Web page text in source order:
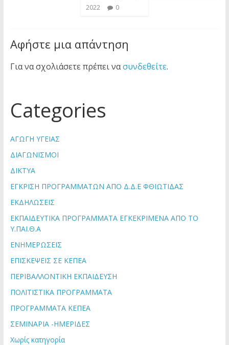
2022
0
Αφήστε μια απάντηση
Για να σχολιάσετε πρέπει νασυνδεθείτε.
Categories
ΑΓΩΓΗ ΥΓΕΙΑΣ
ΔΙΑΓΩΝΙΣΜΟΙ
ΔΙΚΤΥΑ
ΕΓΚΡΙΣΗ ΠΡΟΓΡΑΜΜΑΤΩΝ ΑΠΟ Δ.Δ.Ε ΦΘΙΩΤΙΔΑΣ
ΕΚΔΗΛΩΣΕΙΣ
ΕΚΠΑΙΔΕΥΤΙΚΑ ΠΡΟΓΡΑΜΜΑΤΑ ΕΓΚΕΚΡΙΜΕΝΑ ΑΠΟ ΤΟ
Υ.ΠΑΙ.Θ.Α
ΕΝΗΜΕΡΩΣΕΙΣ
ΕΠΙΣΚΕΨΕΙΣ ΣΕ ΚΕΠΕΑ
ΠΕΡΙΒΑΛΛΟΝΤΙΚΗ ΕΚΠΑΙΔΕΥΣΗ
ΠΟΛΙΤΙΣΤΙΚΑ ΠΡΟΓΡΑΜΜΑΤΑ
ΠΡΟΓΡΑΜΜΑΤΑ ΚΕΠΕΑ
ΣΕΜΙΝΑΡΙΑ -ΗΜΕΡΙΔΕΣ
Χωρίς κατηγορία